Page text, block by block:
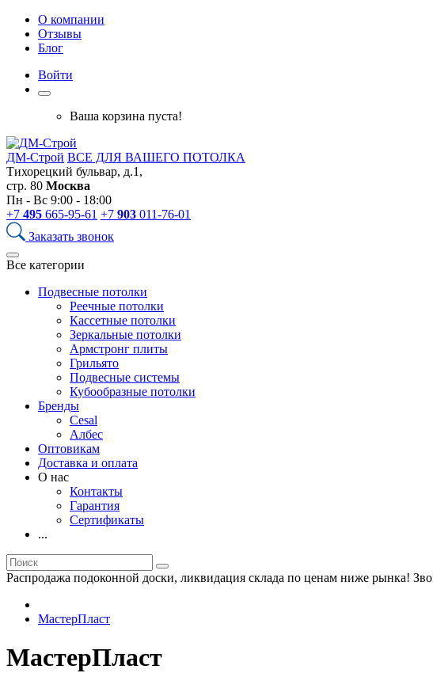
О компании
Отзывы
Блог
Войти
Ваша корзина пуста!
ДМ-Строй ВСЕ ДЛЯ ВАШЕГО ПОТОЛКА
Тихорецкий бульвар, д.1,
стр. 80 Москва
Пн - Вс 9:00 - 18:00
+7 495 665-95-61 +7 903 011-76-01
Заказать звонок
Все категории
Подвесные потолки
Реечные потолки
Кассетные потолки
Зеркальные потолки
Армстронг плиты
Грильято
Подвесные системы
Кубообразные потолки
Бренды
Cesal
Албес
Оптовикам
Доставка и оплата
О нас
Контакты
Гарантия
Сертификаты
...
Распродажа подоконной доски, ликвидация склада по ценам ниже рынка!
МастерПласт
МастерПласт